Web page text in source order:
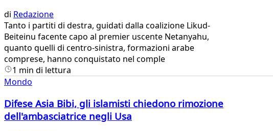
di Redazione
​Tanto i partiti di destra, guidati dalla coalizione Likud-
Beiteinu facente capo al premier uscente Netanyahu,
quanto quelli di centro-sinistra, formazioni arabe
comprese, hanno conquistato nel comple
1 min di lettura
Mondo
Difese Asia Bibi, gli islamisti chiedono rimozione
dell'ambasciatrice negli Usa